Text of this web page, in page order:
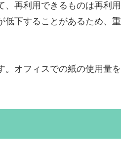
、再利用できるものは再利用
低下することがあるため、重
。オフィスでの紙の使用量を